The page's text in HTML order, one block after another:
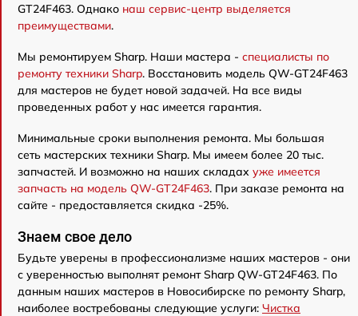
GT24F463. Однако наш сервис-центр выделяется
преимуществами.
Мы ремонтируем Sharp. Наши мастера - специалисты по
ремонту техники Sharp. Восстановить модель QW-GT24F463
для мастеров не будет новой задачей. На все виды
проведенных работ у нас имеется гарантия.
Минимальные сроки выполнения ремонта. Мы большая
сеть мастерских техники Sharp. Мы имеем более 20 тыс.
запчастей. И возможно на наших складах уже имеется
запчасть на модель QW-GT24F463. При заказе ремонта на
сайте - предоставляется скидка -25%.
Знаем свое дело
Будьте уверены в профессионализме наших мастеров - они
с уверенностью выполнят ремонт Sharp QW-GT24F463. По
данным наших мастеров в Новосибирске по ремонту Sharp,
наиболее востребованы следующие услуги: Чистка